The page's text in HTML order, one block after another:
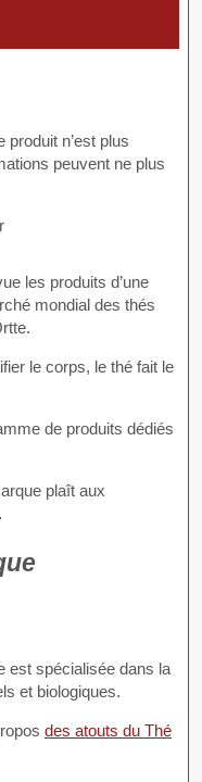
n’est plus
peuvent ne plus
les produits d’une
mondial des thés
le corps, le thé fait le
de produits dédiés
plaît aux
est spécialisée dans la
et biologiques.
des atouts du Thé